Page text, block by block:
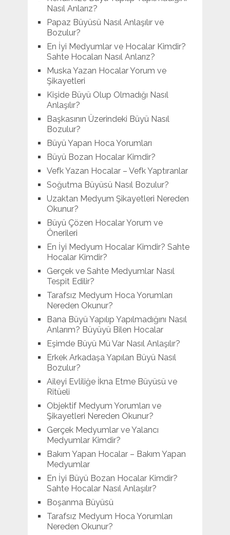
Nasıl Anlarız?
Papaz Büyüsü Nasıl Anlaşılır ve
Bozulur?
En İyi Medyumlar ve Hocalar Kimdir?
Sahte Hocaları Nasıl Anlarız?
Muska Yazan Hocalar Yorum ve
Şikayetleri
Kişide Büyü Olup Olmadığı Nasıl
Anlaşılır?
Başkasının Üzerindeki Büyü Nasıl
Bozulur?
Büyü Yapan Hoca Yorumları
Büyü Bozan Hocalar Kimdir?
Vefk Yazan Hocalar – Vefk Yaptıranlar
Soğutma Büyüsü Nasıl Bozulur?
Uzaktan Medyum Şikayetleri Nereden
Okunur?
Büyü Çözen Hocalar Yorum ve
Önerileri
En İyi Medyum Hocalar Kimdir? Sahte
Hocalar Kimdir?
Gerçek ve Sahte Medyumlar Nasıl
Tespit Edilir?
Tarafsız Medyum Hoca Yorumları
Nereden Okunur?
Bana Büyü Yapılıp Yapılmadığını Nasıl
Anlarım? Büyüyü Bilen Hocalar
Eşimde Büyü Mü Var Nasıl Anlaşılır?
Erkek Arkadaşa Yapılan Büyü Nasıl
Bozulur?
Aileyi Evliliğe İkna Etme Büyüsü ve
Ritüeli
Objektif Medyum Yorumları ve
Şikayetleri Nereden Okunur?
Gerçek Medyumlar ve Yalancı
Medyumlar Kimdir?
Bakım Yapan Hocalar – Bakım Yapan
Medyumlar
En İyi Büyü Bozan Hocalar Kimdir?
Sahte Hocalar Nasıl Anlaşılır?
Boşanma Büyüsü
Tarafsız Medyum Hoca Yorumları
Nereden Okunur?